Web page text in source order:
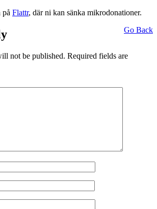
på Flattr, där ni kan sänka mikrodonationer.
Go Back
not be published. Required fields are